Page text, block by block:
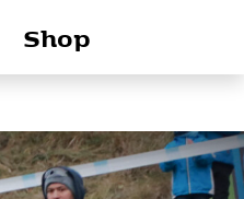
Shop